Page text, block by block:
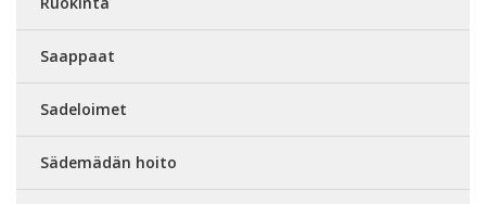
Saappaat
Sadeloimet
Sädemädän hoito